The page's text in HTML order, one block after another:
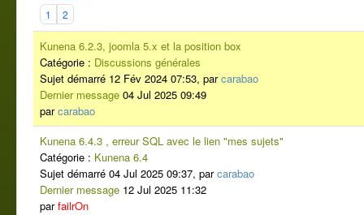
1 2
Kunena 6.2.3, joomla 5.x et la position box
Catégorie : Discussions générales
Sujet démarré 12 Fév 2024 07:53, parcarabao
Dernier message 04 Jul 2025 09:49
parcarabao
Kunena 6.4.3 , erreur SQL avec le lien "mes sujets"
Catégorie : Kunena 6.4
Sujet démarré 04 Jul 2025 09:37, parcarabao
Dernier message 12 Jul 2025 11:32
parfailrOn